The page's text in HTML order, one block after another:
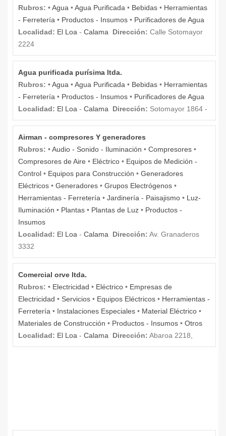
Rubros: •Agua •Agua Purificada • Bebidas • Herramientas
- Ferretería • Productos - Insumos • Purificadores de Agua
Localidad: El Loa - Calama Dirección: Calle Sotomayor
2224
Agua purificada purísima ltda.
Rubros: •Agua •Agua Purificada • Bebidas • Herramientas
- Ferretería • Productos - Insumos • Purificadores de Agua
Localidad: El Loa - Calama Dirección: Sotomayor 1864 -
Airman - compresores Y generadores
Rubros: •Audio - Sonido - Iluminación • Compresores •
Compresores de Aire • Eléctrico • Equipos de Medición -
Control • Equipos para Construcción • Generadores
Eléctricos • Generadores • Grupos Electrógenos •
Herramientas - Ferretería • Jardinería - Paisajismo • Luz-
Iluminación • Plantas • Plantas de Luz • Productos -
Insumos
Localidad: El Loa - Calama Dirección: Av. Granaderos
3332
Comercial orve ltda.
Rubros: • Electricidad • Eléctrico • Empresas de
Electricidad • Servicios • Equipos Eléctricos • Herramientas -
Ferretería • Instalaciones Especiales • Material Eléctrico •
Materiales de Construcción • Productos - Insumos • Otros
Localidad: El Loa - Calama Dirección: Abaroa 2218,